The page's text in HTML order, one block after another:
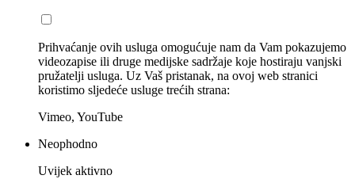
Prihvaćanje ovih usluga omogućuje nam da Vam pokazujemo
videozapise ili druge medijske sadržaje koje hostiraju vanjski
pružatelji usluga. Uz Vaš pristanak, na ovoj web stranici
koristimo sljedeće usluge trećih strana:
Vimeo, YouTube
Neophodno
Uvijek aktivno